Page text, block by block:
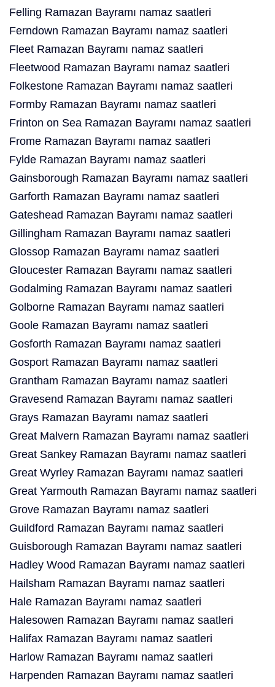
Felling Ramazan Bayramı namaz saatleri
Ferndown Ramazan Bayramı namaz saatleri
Fleet Ramazan Bayramı namaz saatleri
Fleetwood Ramazan Bayramı namaz saatleri
Folkestone Ramazan Bayramı namaz saatleri
Formby Ramazan Bayramı namaz saatleri
Frinton on Sea Ramazan Bayramı namaz saatleri
Frome Ramazan Bayramı namaz saatleri
Fylde Ramazan Bayramı namaz saatleri
Gainsborough Ramazan Bayramı namaz saatleri
Garforth Ramazan Bayramı namaz saatleri
Gateshead Ramazan Bayramı namaz saatleri
Gillingham Ramazan Bayramı namaz saatleri
Glossop Ramazan Bayramı namaz saatleri
Gloucester Ramazan Bayramı namaz saatleri
Godalming Ramazan Bayramı namaz saatleri
Golborne Ramazan Bayramı namaz saatleri
Goole Ramazan Bayramı namaz saatleri
Gosforth Ramazan Bayramı namaz saatleri
Gosport Ramazan Bayramı namaz saatleri
Grantham Ramazan Bayramı namaz saatleri
Gravesend Ramazan Bayramı namaz saatleri
Grays Ramazan Bayramı namaz saatleri
Great Malvern Ramazan Bayramı namaz saatleri
Great Sankey Ramazan Bayramı namaz saatleri
Great Wyrley Ramazan Bayramı namaz saatleri
Great Yarmouth Ramazan Bayramı namaz saatleri
Grove Ramazan Bayramı namaz saatleri
Guildford Ramazan Bayramı namaz saatleri
Guisborough Ramazan Bayramı namaz saatleri
Hadley Wood Ramazan Bayramı namaz saatleri
Hailsham Ramazan Bayramı namaz saatleri
Hale Ramazan Bayramı namaz saatleri
Halesowen Ramazan Bayramı namaz saatleri
Halifax Ramazan Bayramı namaz saatleri
Harlow Ramazan Bayramı namaz saatleri
Harpenden Ramazan Bayramı namaz saatleri